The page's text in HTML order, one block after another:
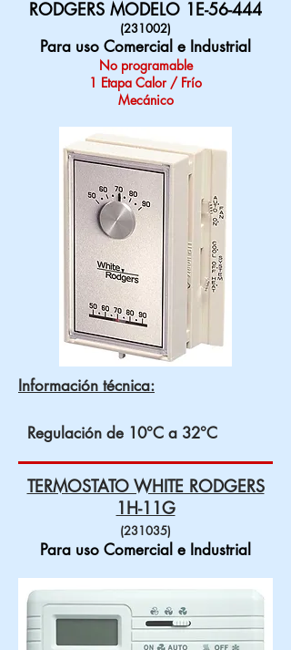
RODGERS MODELO 1E-56-444
(231002)
Para uso Comercial e Industrial
No programable
1 Etapa Calor / Frío
Mecánico
Información técnica:
Regulación de 10°C a 32°C
TERMOSTATO WHITE RODGERS
1H-11G
(231035)
Para uso Comercial e Industrial